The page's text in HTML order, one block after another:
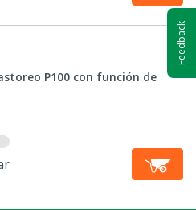
P100 con función de
Feedback